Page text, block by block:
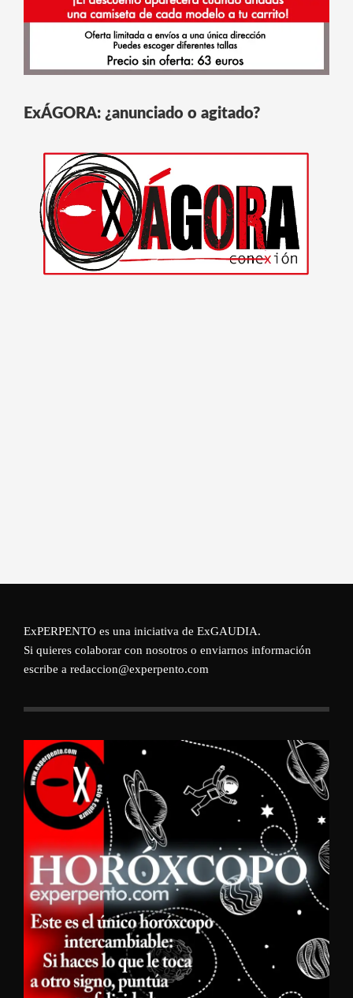
ExÁGORA: ¿anunciado o agitado?
ExPERPENTO es una iniciativa de ExGAUDIA.
Si quieres colaborar con nosotros o enviarnos información
escribe a redaccion@experpento.com